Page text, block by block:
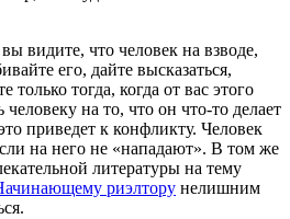
видите, что человек на взводе,
его, дайте высказаться,
только тогда, когда от вас этого
на то, что он что-то делает
приведет к конфликту. Человек
на него не «нападают». В том же
литературы на тему
риэлтору нелишним